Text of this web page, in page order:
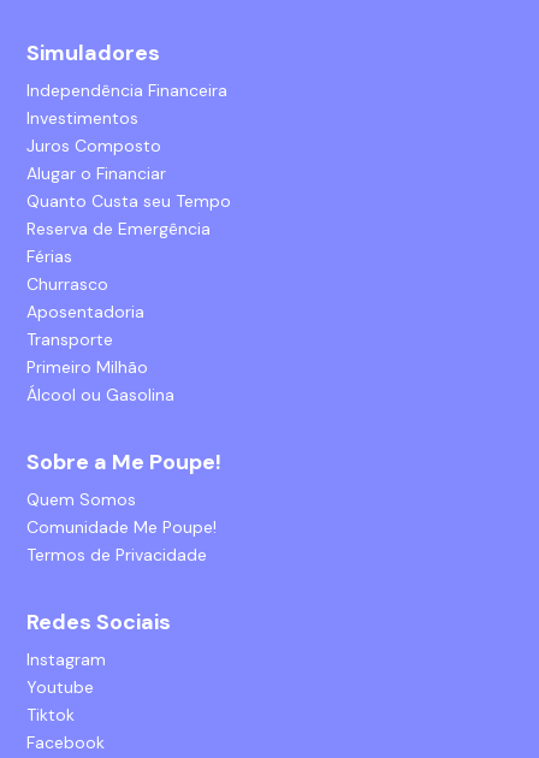
Simuladores
Independência Financeira
Investimentos
Juros Composto
Alugar o Financiar
Quanto Custa seu Tempo
Reserva de Emergência
Férias
Churrasco
Aposentadoria
Transporte
Primeiro Milhão
Álcool ou Gasolina
Sobre a Me Poupe!
Quem Somos
Comunidade Me Poupe!
Termos de Privacidade
Redes Sociais
Instagram
Youtube
Tiktok
Facebook